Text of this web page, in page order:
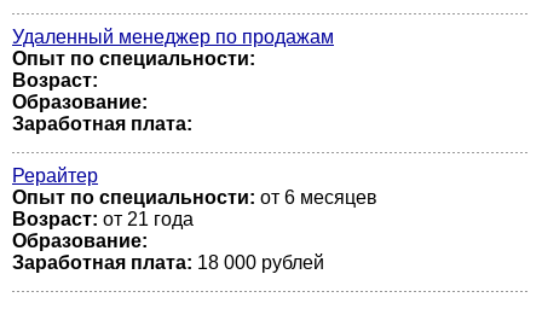
Удаленный менеджер по продажам
Опыт по специальности:
Возраст:
Образование:
Заработная плата:
Рерайтер
Опыт по специальности: от 6 месяцев
Возраст: от 21 года
Образование:
Заработная плата: 18 000 рублей